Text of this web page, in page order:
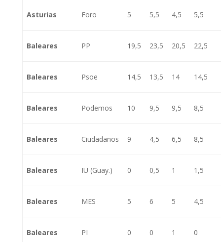
Asturias Foro 5 5,5 4,5 5,5
Baleares PP 19,5 23,5 20,5 22,5
Baleares Psoe 14,5 13,5 14 14,5
Baleares Podemos 10 9,5 9,5 8,5
Baleares Ciudadanos 9 4,5 6,5 8,5
Baleares IU (Guay.) 0 0,5 1 1,5
Baleares MES 5 6 5 4,5
Baleares PI 0 0 1 0